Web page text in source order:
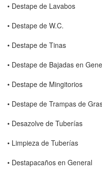
• Destape de Lavabos
• Destape de W.C.
• Destape de Tinas
• Destape de Bajadas en
• Destape de Mingitorios
• Destape de Trampas de
• Desazolve de Tuberías
• Limpieza de Tuberías
• Destapacaños en General